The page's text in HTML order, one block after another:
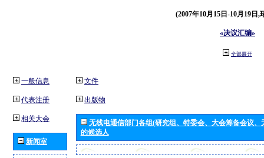
(2007年10月15日-10月19日,
«决议汇编»
全部展开
一般信息
代表注册
相关大会
新闻室
文件
出版物
无线电通信部门各组(研究组、特委会、大会筹备会议
的候选人